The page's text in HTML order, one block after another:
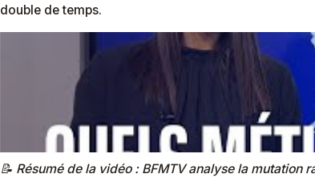
double de temps.
📝 Résumé de la vidéo : BFMTV analyse la mutation